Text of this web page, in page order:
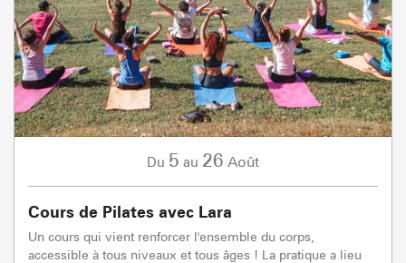
Du 5 au 26 Août
Cours de Pilates avec Lara
Un cours qui vient renforcer l'ensemble du corps,
accessible à tous niveaux et tous âges ! La pratique a lieu